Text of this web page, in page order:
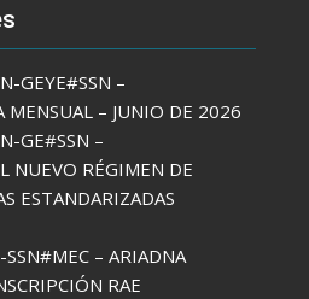
GEYE#SSN –
MENSUAL – JUNIO DE 2026
GE#SSN –
NUEVO RÉGIMEN DE
ESTANDARIZADAS
– ARIADNA
RAE